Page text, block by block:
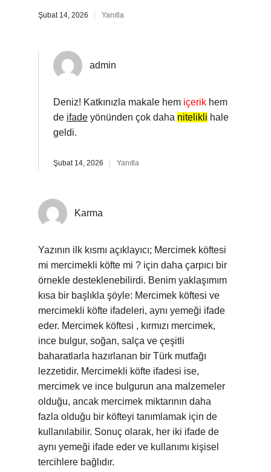
Şubat 14, 2026 Yanıtla
admin
Deniz! Katkınızla makale hem içerik hem
de ifade yönünden çok daha nitelikli hale
geldi.
Şubat 14, 2026 Yanıtla
Karma
Yazının ilk kısmı açıklayıcı; Mercimek köftesi
mi mercimekli köfte mi ? için daha çarpıcı bir
örnekle desteklenebilirdi. Benim yaklaşımım
kısa bir başlıkla şöyle: Mercimek köftesi ve
mercimekli köfte ifadeleri, aynı yemeği ifade
eder. Mercimek köftesi , kırmızı mercimek,
ince bulgur, soğan, salça ve çeşitli
baharatlarla hazırlanan bir Türk mutfağı
lezzetidir. Mercimekli köfte ifadesi ise,
mercimek ve ince bulgurun ana malzemeler
olduğu, ancak mercimek miktarının daha
fazla olduğu bir köfteyi tanımlamak için de
kullanılabilir. Sonuç olarak, her iki ifade de
aynı yemeği ifade eder ve kullanımı kişisel
tercihlere bağlıdır.